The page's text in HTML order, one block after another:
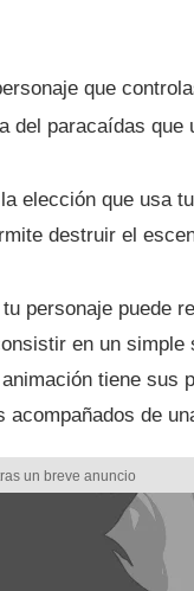
que
del paracaídas que
elección que usa
destruir el
personaje puede
en un simple
tiene sus
de